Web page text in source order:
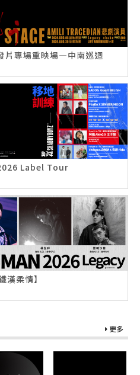
片專場重映場—中南巡迴
Label Tour
柔情】
更多